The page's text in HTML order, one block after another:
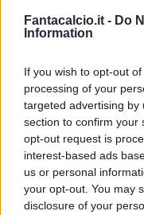
Fantacalcio.it - Do
Information
If you wish to opt-out
processing of your
targeted advertising by
section to confirm your
opt-out request is
interest-based ads
us or personal
your opt-out. You may
disclosure of your
Lecce, il
L’U.S. Lecce
titolo definitivo
futura rivendita,
sportive del
Persson